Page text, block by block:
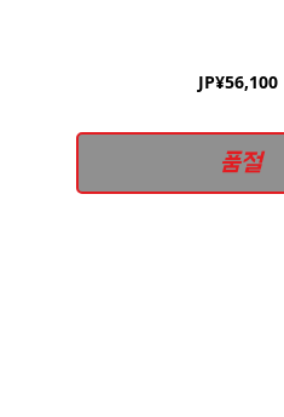
JP¥56,100가
품절